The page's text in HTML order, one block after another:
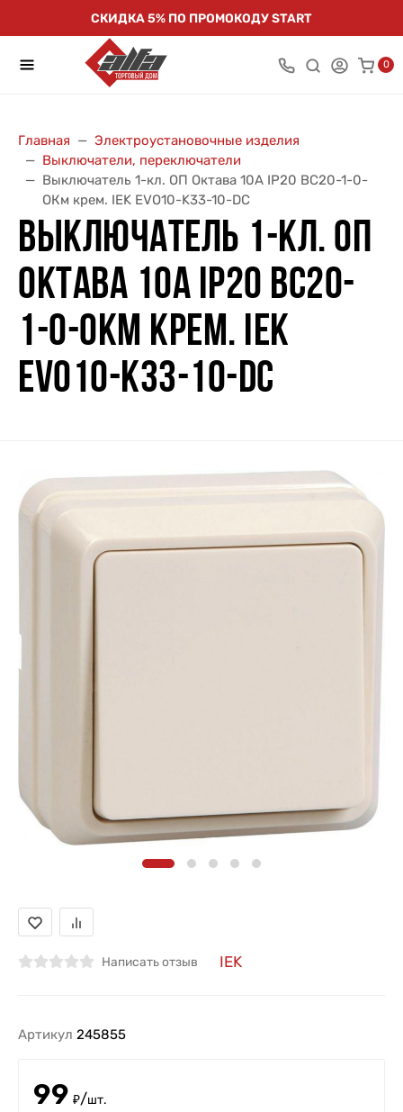
СКИДКА 5% ПО ПРОМОКОДУ START
0
Главная
Электроустановочные изделия
Выключатели, переключатели
Выключатель 1-кл. ОП Октава 10А IP20 ВС20-1-0-
ОКм крем. IEK EVO10-K33-10-DC
ВЫКЛЮЧАТЕЛЬ 1-КЛ. ОП
ОКТАВА 10А IP20 ВС20-
1-0-ОКМ КРЕМ. IEK
EVO10-K33-10-DC
Написать отзыв IEK
Артикул 245855
99 ₽/шт.